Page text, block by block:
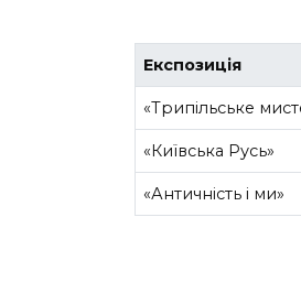
Експозиція
«Трипільське
«Київська Русь»
«Античність і ми»